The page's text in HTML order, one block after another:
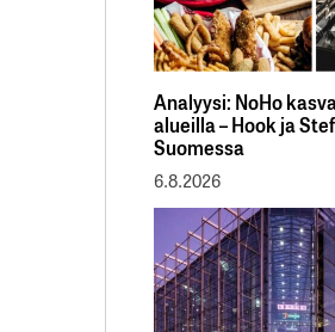
Analyysi: NoHo
alueilla – Hook ja
Suomessa
6.8.2026